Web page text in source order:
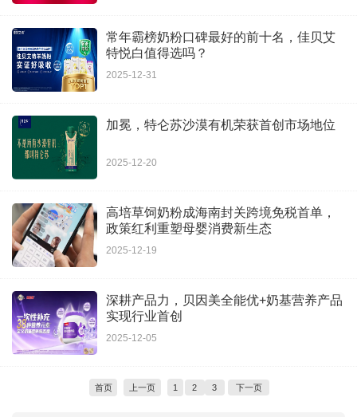
常年霸榜奶粉口碑最好的前十名，佳贝艾
特悦白值得选吗？
2025-12-31
加冕，特仑苏沙漠有机荣获首创市场地位
2025-12-20
高培草饲奶粉成海南封关跨境免税首单，
政策红利重塑母婴消费新生态
2025-12-19
深耕产品力，贝因美全能优+奶基营养产品
实现行业首创
2025-12-05
首页 上一页 1 2 3 下一页